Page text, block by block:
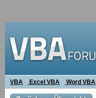
VBA Excel VBA Word VBA